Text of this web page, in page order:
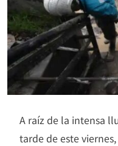
A raíz de la intensa
tarde de este